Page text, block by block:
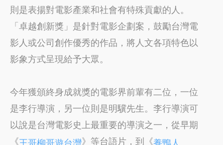
則是表揚對電影產業和社會有特殊貢獻的人。
「卓越創新獎」是針對電影企劃案，鼓勵台灣電
影人或公司創作優秀的作品，將人文各項特色以
影象方式呈現給予大眾。
今年獲頒終身成就獎的電影界前輩有二位，一位
是李行導演，另一位則是明驥先生。李行導演可
以說是台灣電影史上最重要的導演之一，從早期
《王哥柳哥遊台灣》等台語片，到《養鴨人